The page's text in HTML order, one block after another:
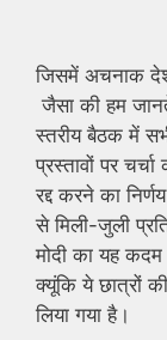
जिसमें अचनाक देश
जैसा की हम
स्तरीय बैठक में
प्रस्तावों पर
रद्द करने का
से मिली-जुली
मोदी का यह कदम
क्यूंकि ये छात्रों
लिया गया है।